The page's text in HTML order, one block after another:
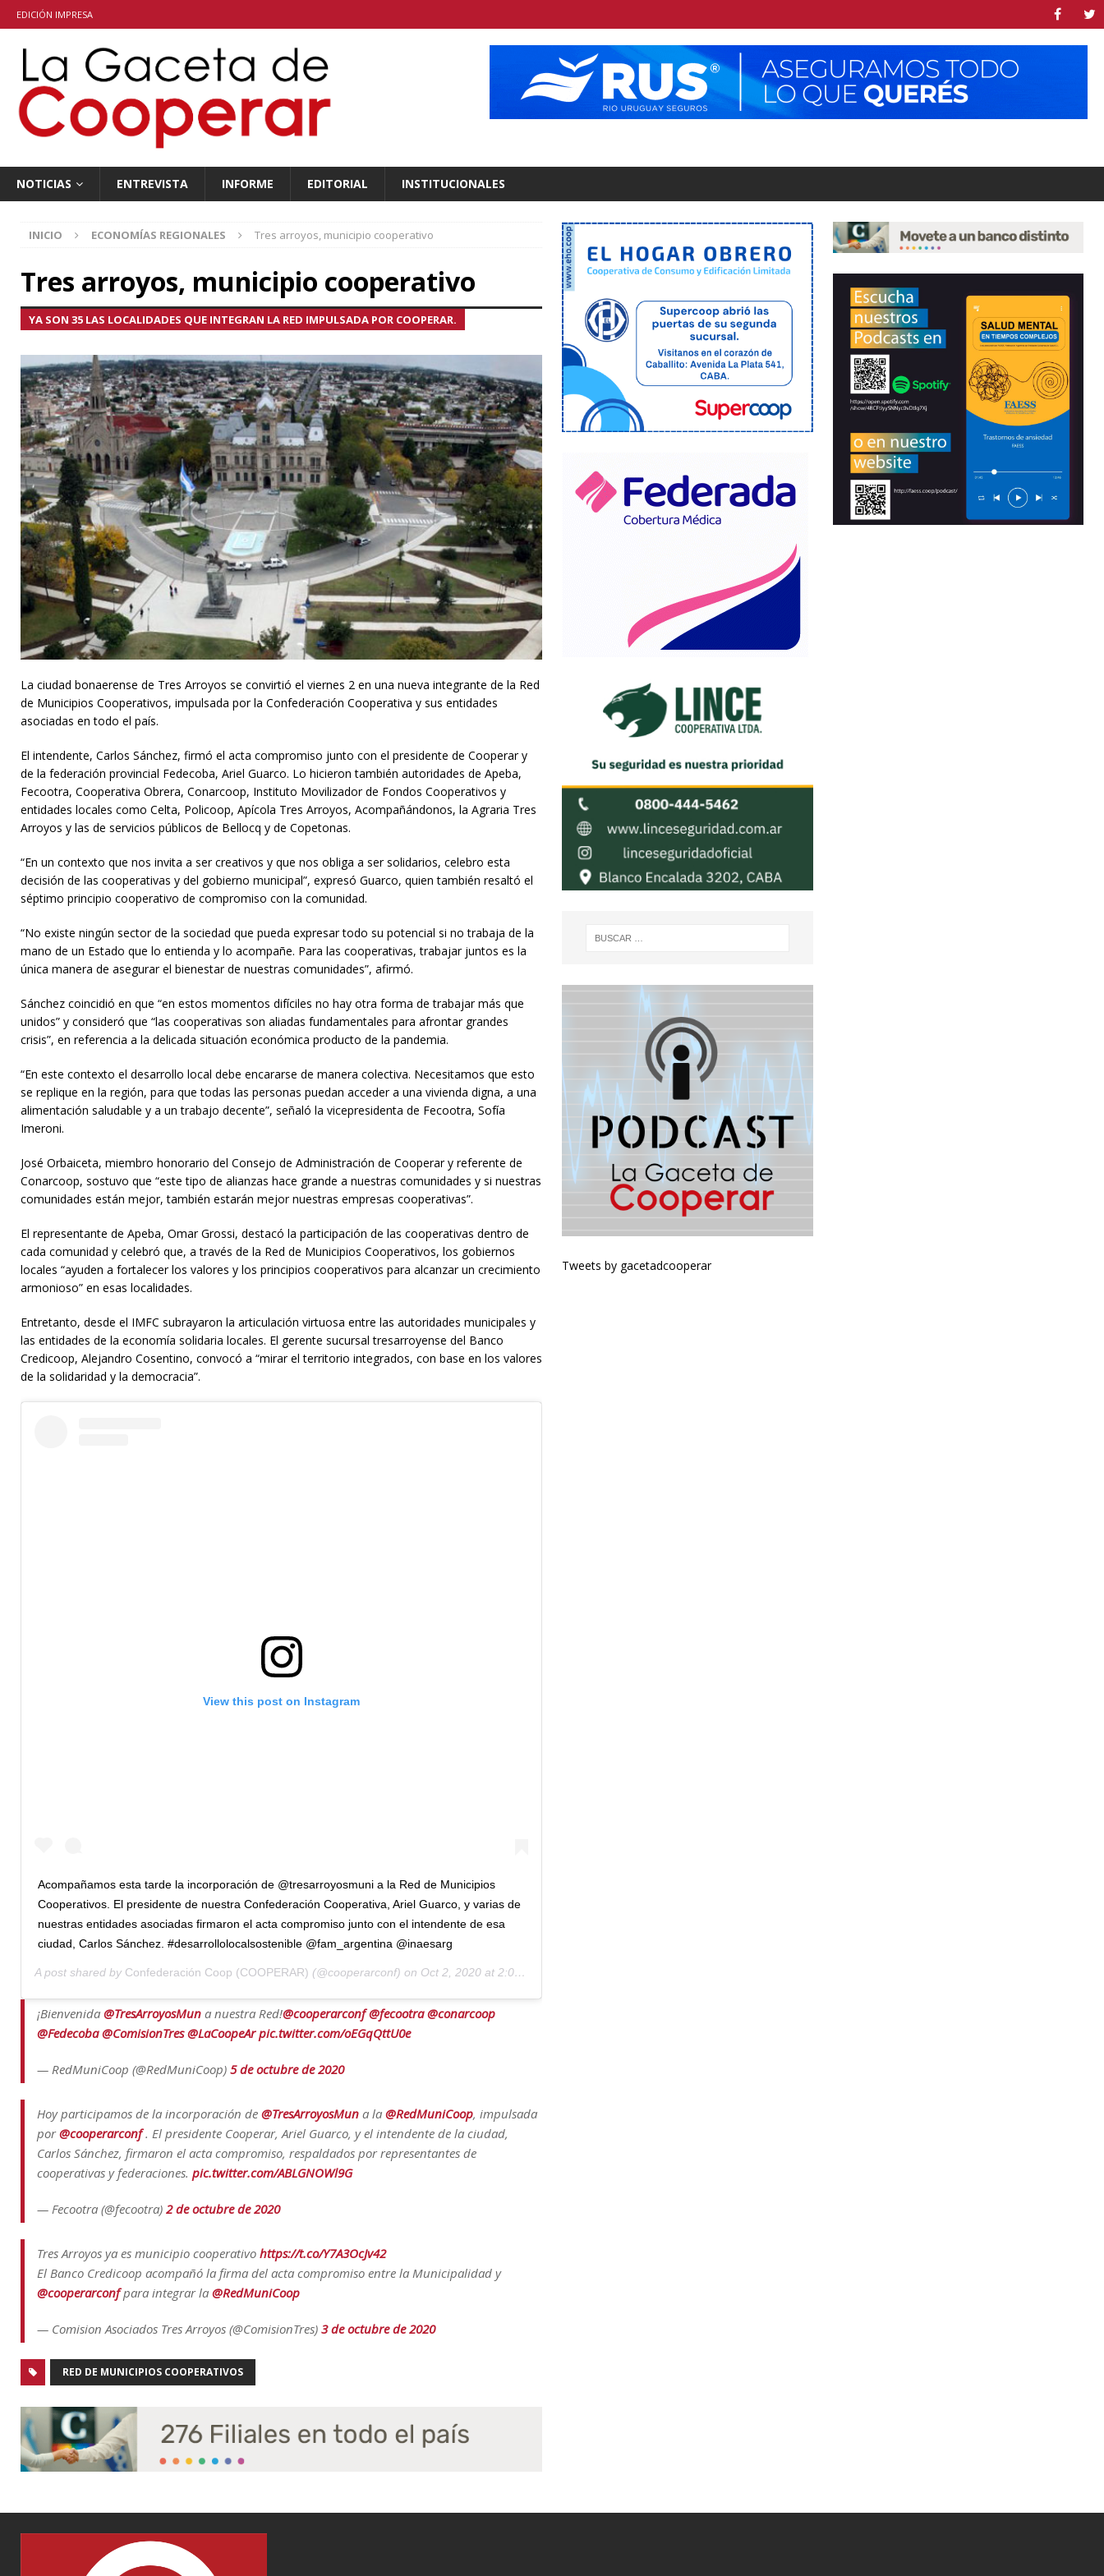
EDICIÓN IMPRESA
NOTICIAS ENTREVISTA INFORME EDITORIAL INSTITUCIONALES
INICIO ECONOMÍAS REGIONALES Tres arroyos, municipio cooperativo
Tres arroyos, municipio cooperativo
YA SON 35 LAS LOCALIDADES QUE INTEGRAN LA RED IMPULSADA POR COOPERAR.
La ciudad bonaerense de Tres Arroyos se convirtió el viernes 2 en una nueva integrante de la Red
de Municipios Cooperativos, impulsada por la Confederación Cooperativa y sus entidades
asociadas en todo el país.
El intendente, Carlos Sánchez, firmó el acta compromiso junto con el presidente de Cooperar y
de la federación provincial Fedecoba, Ariel Guarco. Lo hicieron también autoridades de Apeba,
Fecootra, Cooperativa Obrera, Conarcoop, Instituto Movilizador de Fondos Cooperativos y
entidades locales como Celta, Policoop, Apícola Tres Arroyos, Acompañándonos, la Agraria Tres
Arroyos y las de servicios públicos de Bellocq y de Copetonas.
“En un contexto que nos invita a ser creativos y que nos obliga a ser solidarios, celebro esta
decisión de las cooperativas y del gobierno municipal”, expresó Guarco, quien también resaltó el
séptimo principio cooperativo de compromiso con la comunidad.
“No existe ningún sector de la sociedad que pueda expresar todo su potencial si no trabaja de la
mano de un Estado que lo entienda y lo acompañe. Para las cooperativas, trabajar juntos es la
única manera de asegurar el bienestar de nuestras comunidades”, afirmó.
Sánchez coincidió en que “en estos momentos difíciles no hay otra forma de trabajar más que
unidos” y consideró que “las cooperativas son aliadas fundamentales para afrontar grandes
crisis”, en referencia a la delicada situación económica producto de la pandemia.
“En este contexto el desarrollo local debe encararse de manera colectiva. Necesitamos que esto
se replique en la región, para que todas las personas puedan acceder a una vivienda digna, a una
alimentación saludable y a un trabajo decente”, señaló la vicepresidenta de Fecootra, Sofía
Imeroni.
José Orbaiceta, miembro honorario del Consejo de Administración de Cooperar y referente de
Conarcoop, sostuvo que “este tipo de alianzas hace grande a nuestras comunidades y si nuestras
comunidades están mejor, también estarán mejor nuestras empresas cooperativas”.
El representante de Apeba, Omar Grossi, destacó la participación de las cooperativas dentro de
cada comunidad y celebró que, a través de la Red de Municipios Cooperativos, los gobiernos
locales “ayuden a fortalecer los valores y los principios cooperativos para alcanzar un crecimiento
armonioso” en esas localidades.
Entretanto, desde el IMFC subrayaron la articulación virtuosa entre las autoridades municipales y
las entidades de la economía solidaria locales. El gerente sucursal tresarroyense del Banco
Credicoop, Alejandro Cosentino, convocó a “mirar el territorio integrados, con base en los valores
de la solidaridad y la democracia”.
View this post on Instagram
Acompañamos esta tarde la incorporación de @tresarroyosmuni a la Red de Municipios
Cooperativos. El presidente de nuestra Confederación Cooperativa, Ariel Guarco, y varias de
nuestras entidades asociadas firmaron el acta compromiso junto con el intendente de esa
ciudad, Carlos Sánchez. #desarrollolocalsostenible @fam_argentina @inaesarg
A post shared by Confederación Coop (COOPERAR) (@cooperarconf) on Oct 2, 2020 at 2:03pm PDT
¡Bienvenida @TresArroyosMun a nuestra Red!@cooperarconf @fecootra @conarcoop
@Fedecoba @ComisionTres @LaCoopeAr pic.twitter.com/oEGqQttU0e
— RedMuniCoop (@RedMuniCoop) 5 de octubre de 2020
Hoy participamos de la incorporación de @TresArroyosMun a la @RedMuniCoop, impulsada
por@cooperarconf. El presidente Cooperar, Ariel Guarco, y el intendente de la ciudad,
Carlos Sánchez, firmaron el acta compromiso, respaldados por representantes de
cooperativas y federaciones. pic.twitter.com/ABLGNOWl9G
— Fecootra (@fecootra) 2 de octubre de 2020
Tres Arroyos ya es municipio cooperativo https://t.co/Y7A3OcJv42
El Banco Credicoop acompañó la firma del acta compromiso entre la Municipalidad y
@cooperarconfpara integrar la @RedMuniCoop
— Comision Asociados Tres Arroyos (@ComisionTres) 3 de octubre de 2020
RED DE MUNICIPIOS COOPERATIVOS
Tweets by gacetadcooperar